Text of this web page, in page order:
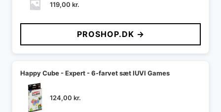
119,00 kr.
PROSHOP.DK →
Happy Cube - Expert - 6-farvet sæt IUVI Games
124,00 kr.